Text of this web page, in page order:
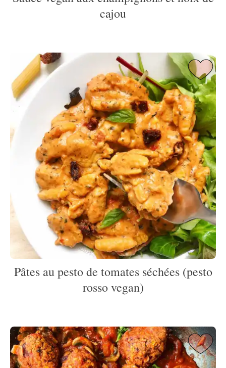
cajou
Pâtes au pesto de tomates séchées (pesto
rosso vegan)